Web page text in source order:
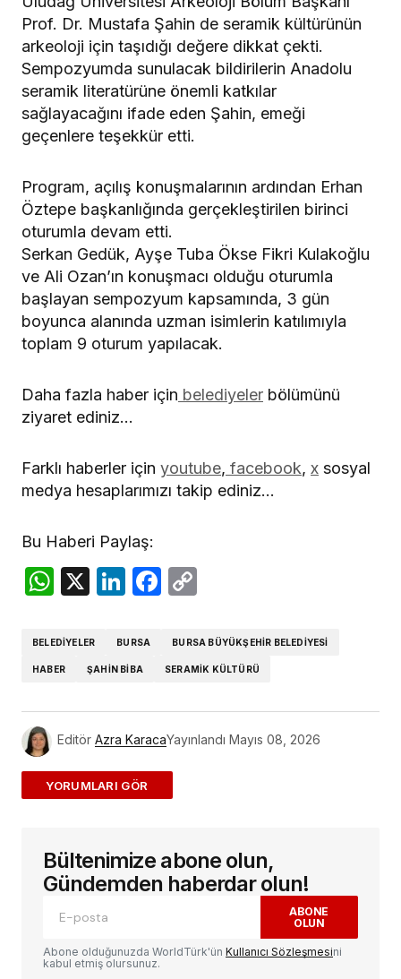
Prof. Dr. Mustafa Şahin de seramik kültürünün
arkeoloji için taşıdığı değere dikkat çekti.
Sempozyumda sunulacak bildirilerin Anadolu
seramik literatürüne önemli katkılar
sağlayacağını ifade eden Şahin, emeği
geçenlere teşekkür etti.
Program, açılış konuşmalarının ardından Erhan
Öztepe başkanlığında gerçekleştirilen birinci
oturumla devam etti.
Serkan Gedük, Ayşe Tuba Ökse Fikri Kulakoğlu
ve Ali Ozan’ın konuşmacı olduğu oturumla
başlayan sempozyum kapsamında, 3 gün
boyunca alanında uzman isimlerin katılımıyla
toplam 9 oturum yapılacak.
Daha fazla haber için belediyeler bölümünü
ziyaret ediniz…
Farklı haberler için youtube, facebook, x sosyal
medya hesaplarımızı takip ediniz…
Bu Haberi Paylaş:
WhatsApp
X LinkedIn
Facebook
BELEDIYELER BURSA BURSA BÜYÜKŞEHIR BELEDIYESI
HABER ŞAHIN BIBA SERAMIK KÜLTÜRÜ
Editör Azra KaracaYayınlandı Mayıs 08, 2026
ADD A COMMENT
E-posta adresiniz yayınlanmayacak.
alanlar*ile işaretlenmişlerdir
Yorum
Bültenimize abone olun,
Gündemden haberdar olun!
ABONE
OLUN
Abone olduğunuzda WorldTürk'ün Kullanıcı Sözleşmesini
kabul etmiş olursunuz.